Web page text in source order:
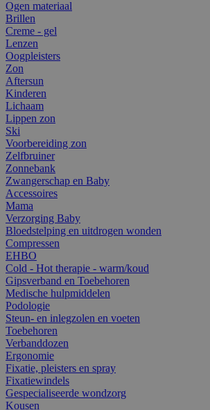
Ogen materiaal
Brillen
Creme - gel
Lenzen
Oogpleisters
Zon
Aftersun
Kinderen
Lichaam
Lippen zon
Ski
Voorbereiding zon
Zelfbruiner
Zonnebank
Zwangerschap en Baby
Accessoires
Mama
Verzorging Baby
Bloedstelping en uitdrogen wonden
Compressen
EHBO
Cold - Hot therapie - warm/koud
Gipsverband en Toebehoren
Medische hulpmiddelen
Podologie
Steun- en inlegzolen en voeten
Toebehoren
Verbanddozen
Ergonomie
Fixatie, pleisters en spray
Fixatiewindels
Gespecialiseerde wondzorg
Kousen